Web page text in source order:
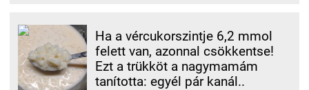
Ha a vércukorszintje 6,2 mmol
felett van, azonnal csökkentse!
Ezt a trükköt a nagymamám
tanította: egyél pár kanál..